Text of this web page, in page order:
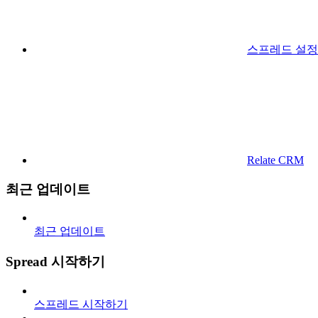
스프레드 설
Relate CRM
최근 업데이트
최근 업데이트
Spread 시작하기
스프레드 시작하기